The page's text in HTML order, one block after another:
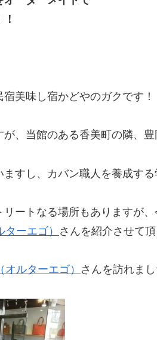
美味し宿かどやのガクです！
、当館のある香美町の隣、
すし、カバン職人を養成する
ートなる場所もありますが
ーエゴ） さんを紹介させて頂
ルターエゴ） さんを訪れまし